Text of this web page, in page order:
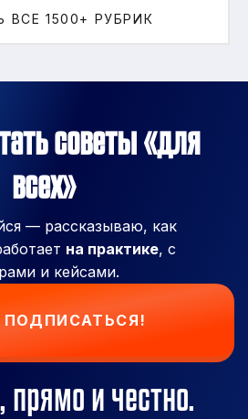
1500+ РУБРИК
советы «для
всех»
— рассказываю, как
на практике, с
и кейсами.
ПОДПИСАТЬСЯ!
и честно.